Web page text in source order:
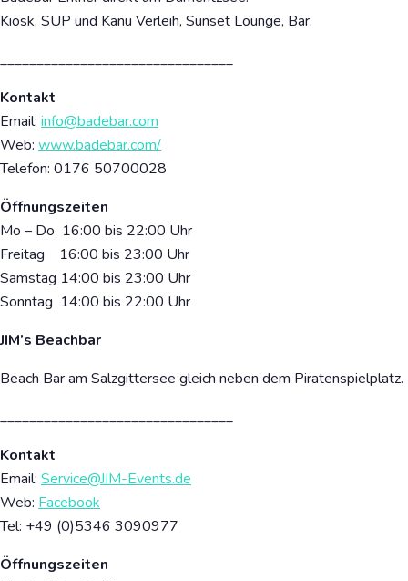
Kiosk, SUP und Kanu Verleih, Sunset Lounge, Bar.
________________________________
Kontakt
Email: info@badebar.com
Web: www.badebar.com/
Telefon: 0176 50700028
Öffnungszeiten
Mo – Do 16:00 bis 22:00 Uhr
Freitag 16:00 bis 23:00 Uhr
Samstag 14:00 bis 23:00 Uhr
Sonntag 14:00 bis 22:00 Uhr
JIM’s Beachbar
Beach Bar am Salzgittersee gleich neben dem Piratenspielplatz.
________________________________
Kontakt
Email: Service@JIM-Events.de
Web: Facebook
Tel: +49 (0)5346 3090977
Öffnungszeiten